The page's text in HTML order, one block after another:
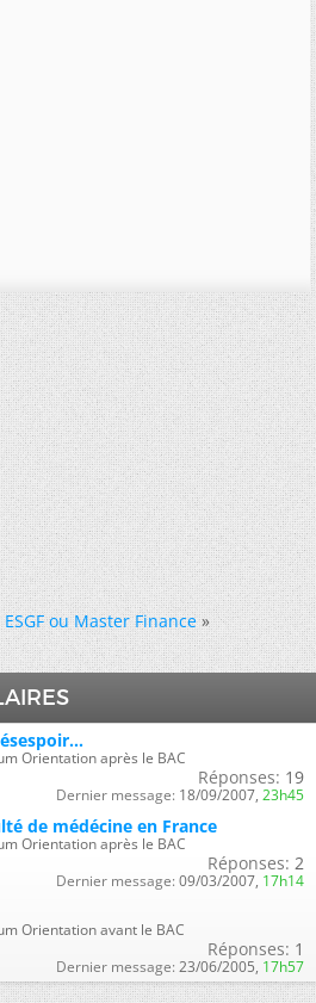
ESGF ou Master Finance »
Orientation après le BAC
Réponses: 19
Dernier message: 18/09/2007, 23h45
de médécine en France
Orientation après le BAC
Réponses: 2
Dernier message: 09/03/2007, 17h14
Orientation avant le BAC
Réponses: 1
Dernier message: 23/06/2005, 17h57